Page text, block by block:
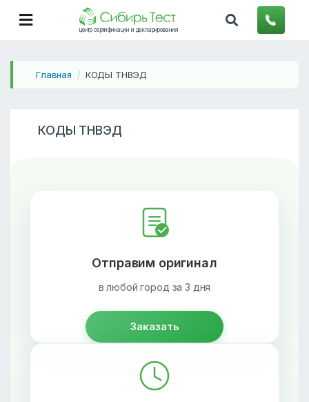
центр сертификации и декларирования
Главная / КОДЫ ТНВЭД
КОДЫ ТНВЭД
Отправим оригинал
в любой город за 3 дня
Заказать